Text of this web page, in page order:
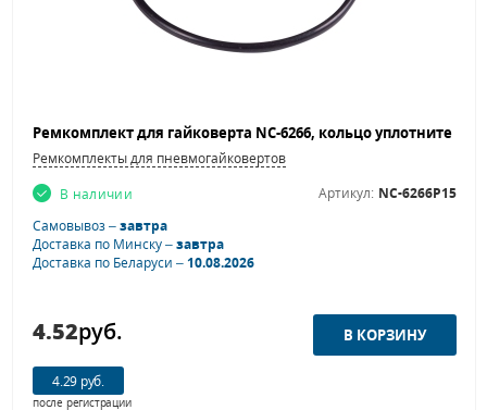
Ремкомплекты для пневмогайковертов
В наличии
Артикул: NC-6266P15
Самовывоз –завтра
Доставка по Минску –завтра
Доставка по Беларуси –10.08.2026
4.52руб.
4.29 руб.
после регистрации